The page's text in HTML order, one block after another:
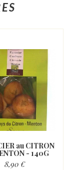
au CITRON
- 140G
8,90 €